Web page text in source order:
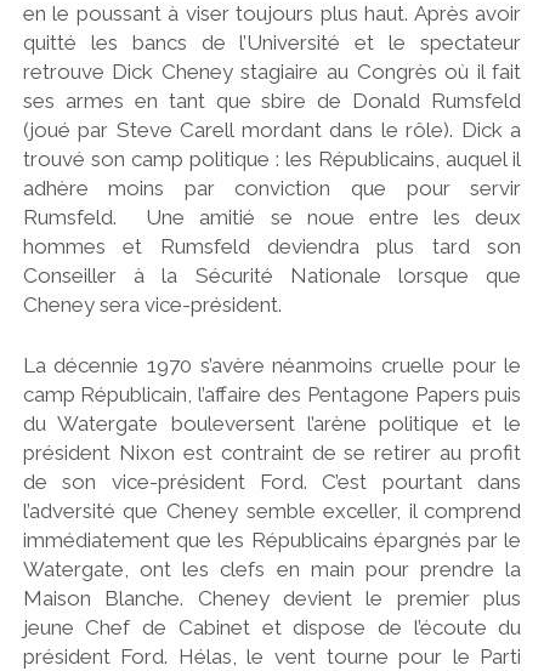
en le poussant à viser toujours plus haut. Après avoir
quitté les bancs de l’Université et le spectateur
retrouve Dick Cheney stagiaire au Congrès où il fait
ses armes en tant que sbire de Donald Rumsfeld
(joué par Steve Carell mordant dans le rôle). Dick a
trouvé son camp politique : les Républicains, auquel il
adhère moins par conviction que pour servir
Rumsfeld. Une amitié se noue entre les deux
hommes et Rumsfeld deviendra plus tard son
Conseiller à la Sécurité Nationale lorsque que
Cheney sera vice-président.
La décennie 1970 s’avère néanmoins cruelle pour le
camp Républicain, l’affaire des Pentagone Papers puis
du Watergate bouleversent l’arène politique et le
président Nixon est contraint de se retirer au profit
de son vice-président Ford. C’est pourtant dans
l’adversité que Cheney semble exceller, il comprend
immédiatement que les Républicains épargnés par le
Watergate, ont les clefs en main pour prendre la
Maison Blanche. Cheney devient le premier plus
jeune Chef de Cabinet et dispose de l’écoute du
président Ford. Hélas, le vent tourne pour le Parti